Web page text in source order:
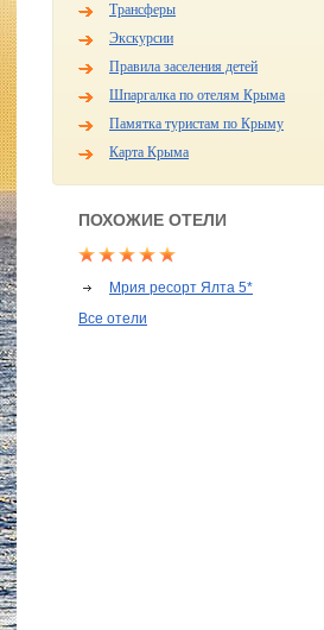
Трансферы
Экскурсии
Правила заселения детей
Шпаргалка по отелям Крыма
Памятка туристам по Крыму
Карта Крыма
ПОХОЖИЕ ОТЕЛИ
Мрия ресорт Ялта 5*
Все отели